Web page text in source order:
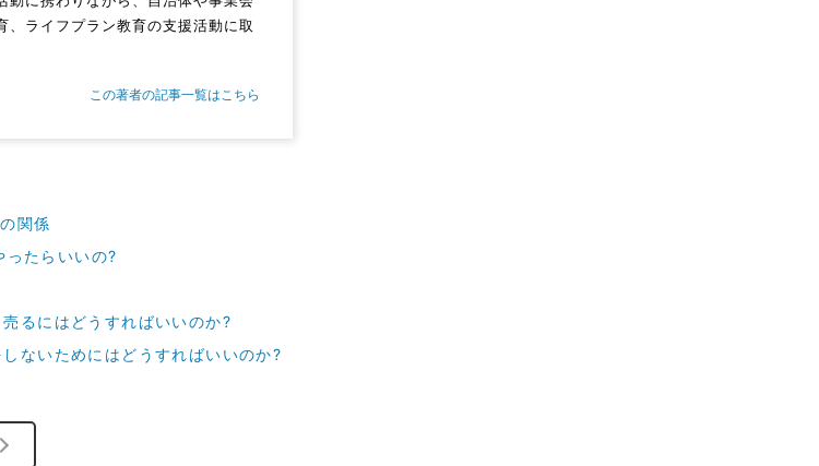
、ライフプラン教育の支援活動に取
この著者の記事一覧はこちら
関係
たらいいの?
るにはどうすればいいのか?
ないためにはどうすればいいのか?